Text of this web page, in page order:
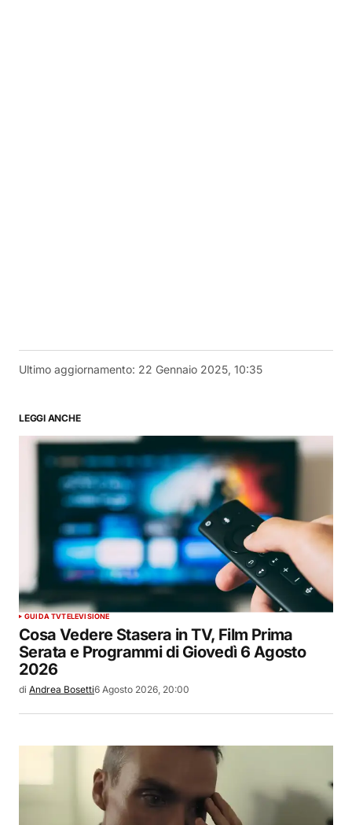
Ultimo aggiornamento: 22 Gennaio 2025, 10:35
LEGGI ANCHE
GUIDA TVTELEVISIONE
Cosa Vedere Stasera in TV, Film Prima
Serata e Programmi di Giovedì 6 Agosto
2026
di Andrea Bosetti6 Agosto 2026, 20:00